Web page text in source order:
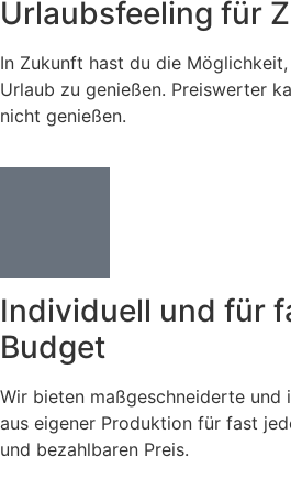
Urlaubsfeeling für
In Zukunft hast du die
Urlaub zu genießen. Preiswerter
nicht genießen.
Individuell und für
Budget
Wir bieten maßgeschneiderte und
aus eigener Produktion für fast
und bezahlbaren Preis.